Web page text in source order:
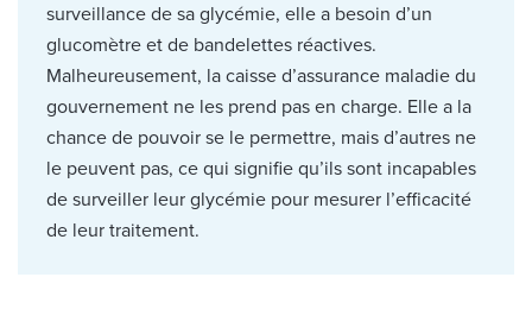
surveillance de sa glycémie, elle a besoin d’un
glucomètre et de bandelettes réactives.
Malheureusement, la caisse d’assurance maladie du
gouvernement ne les prend pas en charge. Elle a la
chance de pouvoir se le permettre, mais d’autres ne
le peuvent pas, ce qui signifie qu’ils sont incapables
de surveiller leur glycémie pour mesurer l’efficacité
de leur traitement.